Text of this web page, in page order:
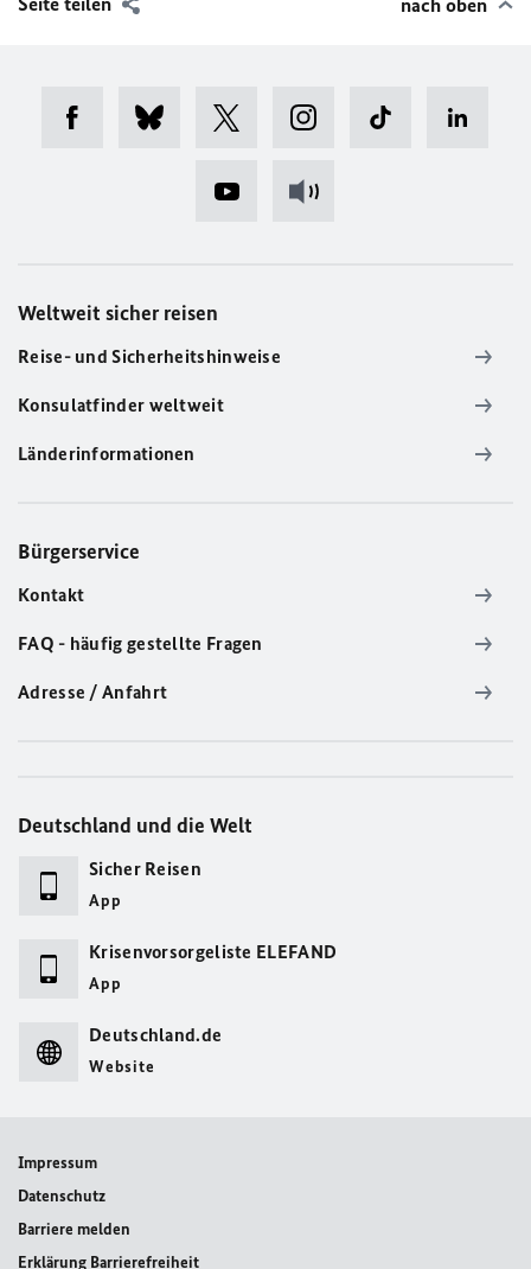
nach oben
Weltweit sicher reisen
Reise- und Sicherheitshinweise
Konsulatfinder weltweit
Länderinformationen
Bürgerservice
Kontakt
FAQ - häufig gestellte Fragen
Adresse / Anfahrt
Deutschland und die Welt
Sicher Reisen
App
Krisenvorsorgeliste ELEFAND
App
Deutschland.de
Website
Impressum
Datenschutz
Barriere melden
Erklärung Barrierefreiheit